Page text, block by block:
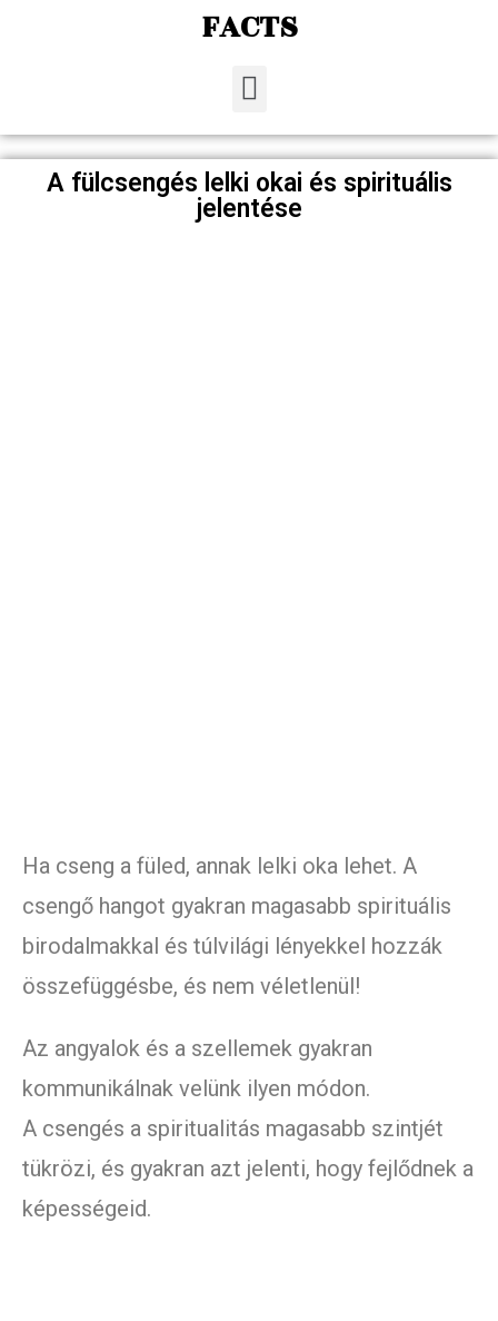
FACTS
A fülcsengés lelki okai és spirituális
jelentése
Ha cseng a füled, annak lelki oka lehet. A
csengő hangot gyakran magasabb spirituális
birodalmakkal és túlvilági lényekkel hozzák
összefüggésbe, és nem véletlenül!
Az angyalok és a szellemek gyakran
kommunikálnak velünk ilyen módon.
A csengés a spiritualitás magasabb szintjét
tükrözi, és gyakran azt jelenti, hogy fejlődnek a
képességeid.